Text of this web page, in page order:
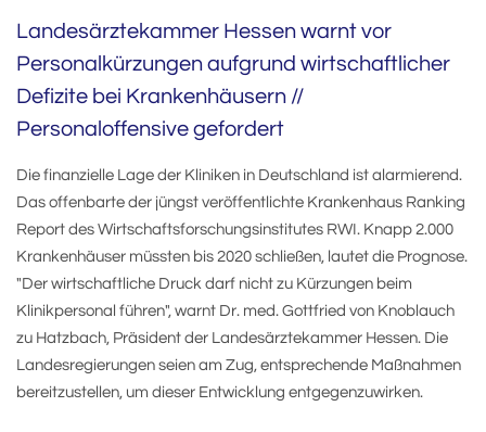
Landesärztekammer Hessen warnt vor
Personalkürzungen aufgrund wirtschaftlicher
Defizite bei Krankenhäusern //
Personaloffensive gefordert
Die finanzielle Lage der Kliniken in Deutschland ist alarmierend.
Das offenbarte der jüngst veröffentlichte Krankenhaus Ranking
Report des Wirtschaftsforschungsinstitutes RWI. Knapp 2.000
Krankenhäuser müssten bis 2020 schließen, lautet die Prognose.
"Der wirtschaftliche Druck darf nicht zu Kürzungen beim
Klinikpersonal führen", warnt Dr. med. Gottfried von Knoblauch
zu Hatzbach, Präsident der Landesärztekammer Hessen. Die
Landesregierungen seien am Zug, entsprechende Maßnahmen
bereitzustellen, um dieser Entwicklung entgegenzuwirken.